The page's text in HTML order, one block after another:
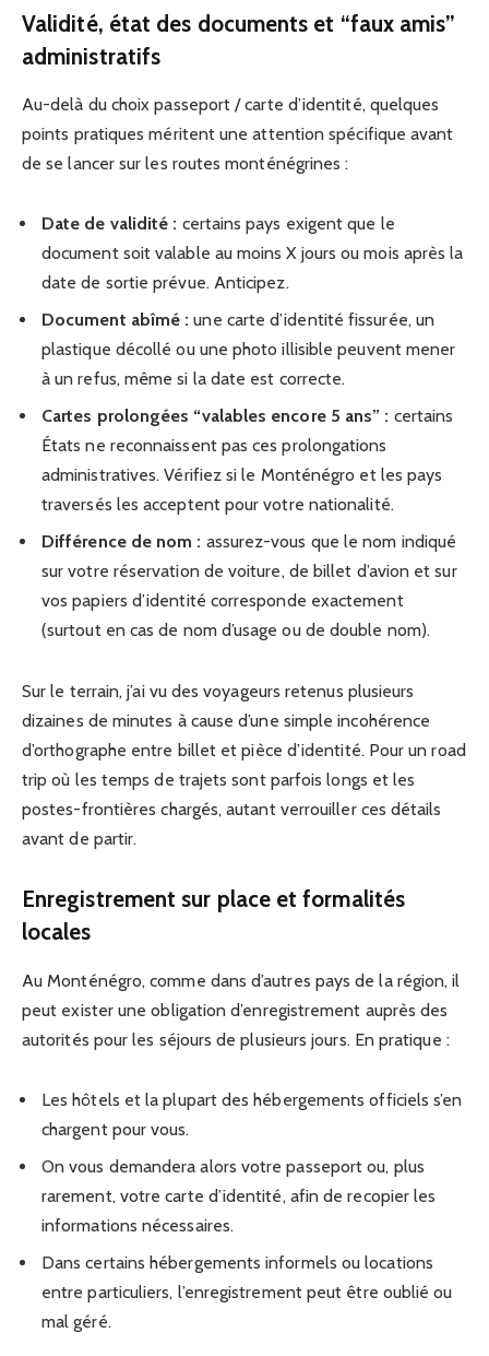
Validité, état des documents et “faux amis”
administratifs
Au-delà du choix passeport / carte d’identité, quelques
points pratiques méritent une attention spécifique avant
de se lancer sur les routes monténégrines :
Date de validité : certains pays exigent que le
document soit valable au moins X jours ou mois après la
date de sortie prévue. Anticipez.
Document abîmé : une carte d’identité fissurée, un
plastique décollé ou une photo illisible peuvent mener
à un refus, même si la date est correcte.
Cartes prolongées “valables encore 5 ans” : certains
États ne reconnaissent pas ces prolongations
administratives. Vérifiez si le Monténégro et les pays
traversés les acceptent pour votre nationalité.
Différence de nom : assurez-vous que le nom indiqué
sur votre réservation de voiture, de billet d’avion et sur
vos papiers d’identité corresponde exactement
(surtout en cas de nom d’usage ou de double nom).
Sur le terrain, j’ai vu des voyageurs retenus plusieurs
dizaines de minutes à cause d’une simple incohérence
d’orthographe entre billet et pièce d’identité. Pour un road
trip où les temps de trajets sont parfois longs et les
postes-frontières chargés, autant verrouiller ces détails
avant de partir.
Enregistrement sur place et formalités
locales
Au Monténégro, comme dans d’autres pays de la région, il
peut exister une obligation d’enregistrement auprès des
autorités pour les séjours de plusieurs jours. En pratique :
Les hôtels et la plupart des hébergements officiels s’en
chargent pour vous.
On vous demandera alors votre passeport ou, plus
rarement, votre carte d’identité, afin de recopier les
informations nécessaires.
Dans certains hébergements informels ou locations
entre particuliers, l’enregistrement peut être oublié ou
mal géré.